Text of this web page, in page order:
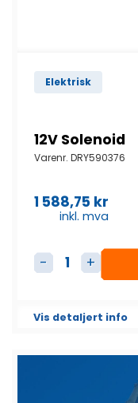
Elektrisk
12V Solenoid
Varenr. DRY590376
1 588,75 kr
inkl. mva
12V Solenoid
Vis detaljert info